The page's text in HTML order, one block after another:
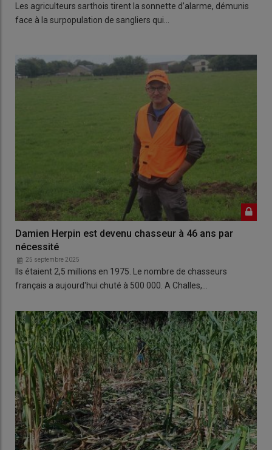
Les agriculteurs sarthois tirent la sonnette d’alarme, démunis
face à la surpopulation de sangliers qui…
Damien Herpin est devenu chasseur à 46 ans par
nécessité
25 septembre 2025
Ils étaient 2,5 millions en 1975. Le nombre de chasseurs
français a aujourd'hui chuté à 500 000. A Challes,…